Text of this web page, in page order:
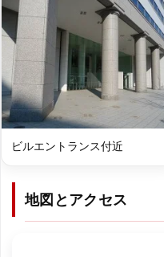
ビルエントランス付近
地図とアクセス